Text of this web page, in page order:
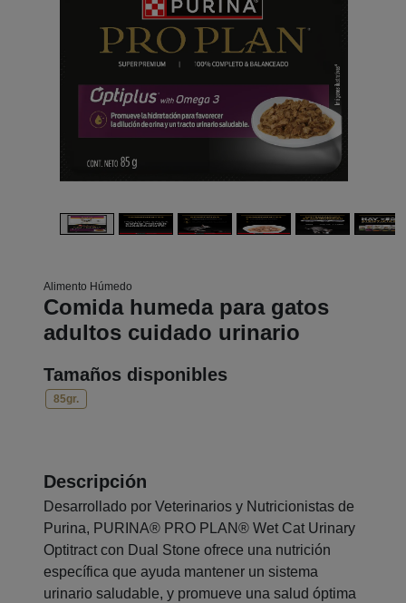
Alimento Húmedo
Comida humeda para gatos
adultos cuidado urinario
Tamaños disponibles
85gr.
Descripción
Desarrollado por Veterinarios y Nutricionistas de
Purina, PURINA® PRO PLAN® Wet Cat Urinary
Optitract con Dual Stone ofrece una nutrición
específica que ayuda mantener un sistema
urinario saludable, y promueve una salud óptima